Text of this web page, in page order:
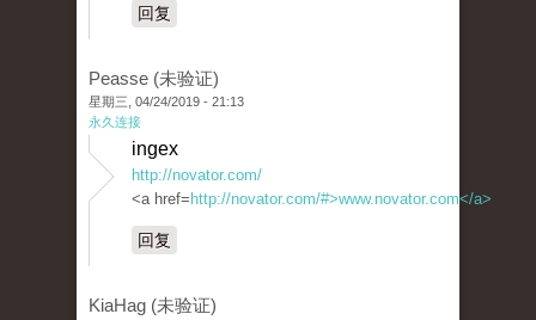
回复
Peasse (未验证)
星期三, 04/24/2019 - 21:13
永久连接
ingex
http://novator.com/
<a href= http://novator.com/#>www.novator.com</a>
回复
KiaHag (未验证)